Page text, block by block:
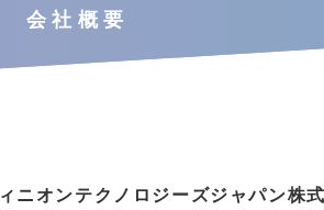
会社概要
ニオンテクノロジーズジャパン株